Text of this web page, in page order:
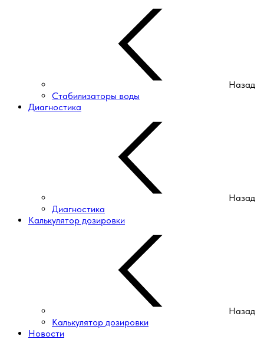
Назад
Стабилизаторы воды
Диагностика
Назад
Диагностика
Калькулятор дозировки
Назад
Калькулятор дозировки
Новости